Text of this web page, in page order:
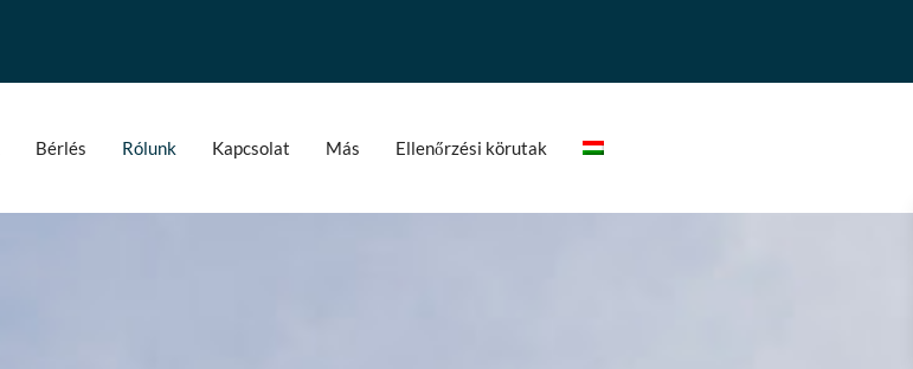
Bérlés Rólunk Kapcsolat Más Ellenőrzési körutak